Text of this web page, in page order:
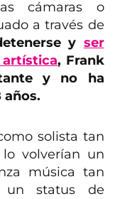
cámaras o
a través de
y ser
artística, Frank
y no ha
años.
solista tan
volverían un
música tan
un status de